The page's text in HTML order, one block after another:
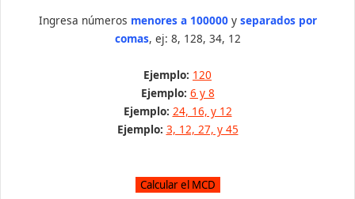
Ingresa números menores a 100000y separados por
comas, ej: 8, 128, 34, 12
Ejemplo: 120
Ejemplo: 6 y 8
Ejemplo: 24, 16, y 12
Ejemplo: 3, 12, 27, y 45